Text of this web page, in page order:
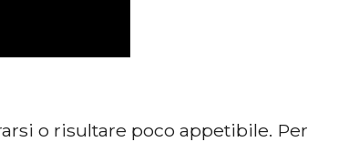
o risultare poco appetibile. Per